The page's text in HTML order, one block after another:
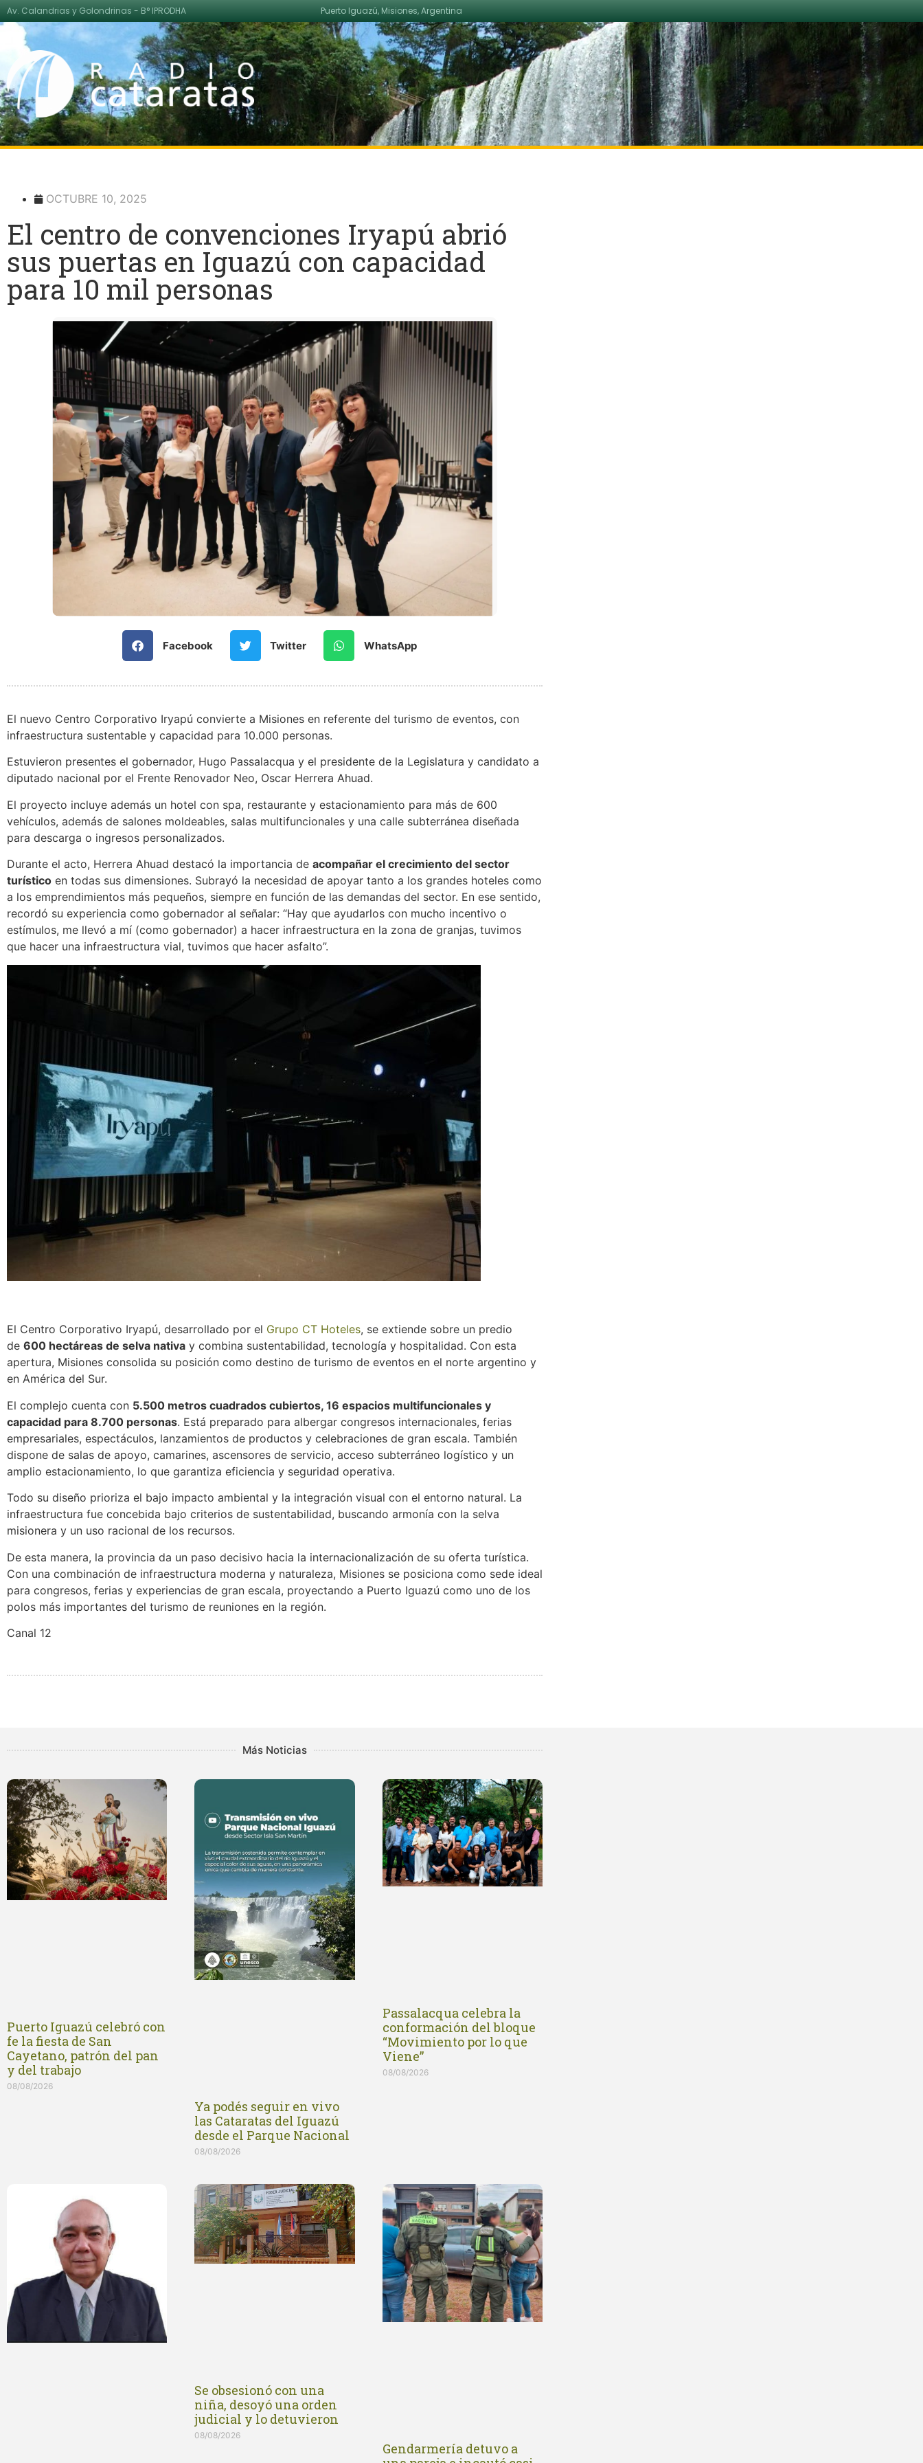
Av. Calandrias y Golondrinas - B° IPRODHA Puerto Iguazú, Misiones, Argentina
OCTUBRE 10, 2025
El centro de convenciones Iryapú abrió
sus puertas en Iguazú con capacidad
para 10 mil personas
Facebook Twitter WhatsApp
El nuevo Centro Corporativo Iryapú convierte a Misiones en referente del turismo de eventos, con
infraestructura sustentable y capacidad para 10.000 personas.
Estuvieron presentes el gobernador, Hugo Passalacqua y el presidente de la Legislatura y candidato a
diputado nacional por el Frente Renovador Neo, Oscar Herrera Ahuad.
El proyecto incluye además un hotel con spa, restaurante y estacionamiento para más de 600
vehículos, además de salones moldeables, salas multifuncionales y una calle subterránea diseñada
para descarga o ingresos personalizados.
Durante el acto, Herrera Ahuad destacó la importancia de acompañar el crecimiento del sector
turístico en todas sus dimensiones. Subrayó la necesidad de apoyar tanto a los grandes hoteles como
a los emprendimientos más pequeños, siempre en función de las demandas del sector. En ese sentido,
recordó su experiencia como gobernador al señalar: “Hay que ayudarlos con mucho incentivo o
estímulos, me llevó a mí (como gobernador) a hacer infraestructura en la zona de granjas, tuvimos
que hacer una infraestructura vial, tuvimos que hacer asfalto”.
El Centro Corporativo Iryapú, desarrollado por el Grupo CT Hoteles, se extiende sobre un predio
de 600 hectáreas de selva nativa y combina sustentabilidad, tecnología y hospitalidad. Con esta
apertura, Misiones consolida su posición como destino de turismo de eventos en el norte argentino y
en América del Sur.
El complejo cuenta con 5.500 metros cuadrados cubiertos, 16 espacios multifuncionales y
capacidad para 8.700 personas. Está preparado para albergar congresos internacionales, ferias
empresariales, espectáculos, lanzamientos de productos y celebraciones de gran escala. También
dispone de salas de apoyo, camarines, ascensores de servicio, acceso subterráneo logístico y un
amplio estacionamiento, lo que garantiza eficiencia y seguridad operativa.
Todo su diseño prioriza el bajo impacto ambiental y la integración visual con el entorno natural. La
infraestructura fue concebida bajo criterios de sustentabilidad, buscando armonía con la selva
misionera y un uso racional de los recursos.
De esta manera, la provincia da un paso decisivo hacia la internacionalización de su oferta turística.
Con una combinación de infraestructura moderna y naturaleza, Misiones se posiciona como sede ideal
para congresos, ferias y experiencias de gran escala, proyectando a Puerto Iguazú como uno de los
polos más importantes del turismo de reuniones en la región.
Canal 12
Más Noticias
Puerto Iguazú celebró con
fe la fiesta de San
Cayetano, patrón del pan
y del trabajo
08/08/2026
Ya podés seguir en vivo
las Cataratas del Iguazú
desde el Parque Nacional
08/08/2026
Passalacqua celebra la
conformación del bloque
“Movimiento por lo que
Viene”
08/08/2026
Se obsesionó con una
niña, desoyó una orden
judicial y lo detuvieron
08/08/2026
Gendarmería detuvo a